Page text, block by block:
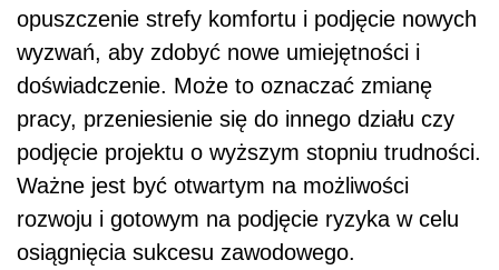
opuszczenie strefy komfortu i podjęcie nowych
wyzwań, aby zdobyć nowe umiejętności i
doświadczenie. Może to oznaczać zmianę
pracy, przeniesienie się do innego działu czy
podjęcie projektu o wyższym stopniu trudności.
Ważne jest być otwartym na możliwości
rozwoju i gotowym na podjęcie ryzyka w celu
osiągnięcia sukcesu zawodowego.